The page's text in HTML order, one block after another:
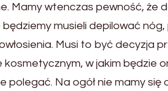
Mamy wtenczas pewność, że
musieli depilować
Musi to być decyzja
w jakim będzie
polegać. Na ogół nie mamy się